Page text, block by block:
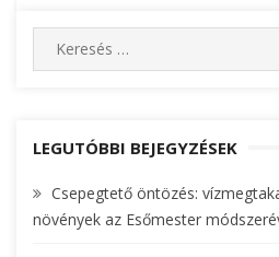
navigáció
e
c
f
o
LEGUTÓBBI BEJEGYZÉSEK
Csepegtető öntözés:
növények az Esőmester